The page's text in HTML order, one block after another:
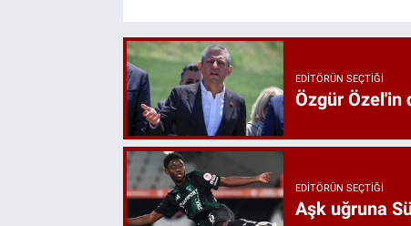
EDITÖRÜN SEÇTIĞI
Özgür Özel'in
EDITÖRÜN SEÇTIĞI
Aşk uğruna